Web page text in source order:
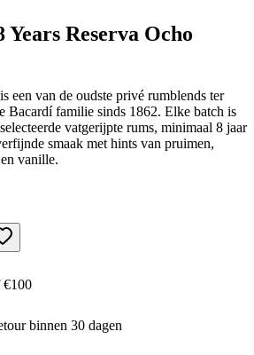
Reserva Ocho
een van de oudste privé rumblends ter
Bacardí familie sinds 1862. Elke batch is
vatgerijpte rums, minimaal 8 jaar
smaak met hints van pruimen,
vanille.
€100
binnen 30 dagen